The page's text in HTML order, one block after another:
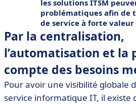
les solutions ITSM
problématiques afin de
de service à forte
Par la centralisation,
l’automatisation et la
compte des besoins
Pour avoir une visibilité globale
service informatique IT, il existe